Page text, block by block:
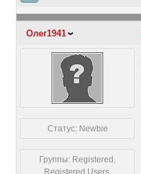
Олег1941
Статус: Newbie
Группы: Registered,
Registered Users,